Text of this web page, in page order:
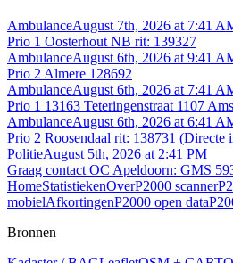
AmbulanceAugust 7th, 2026 at 7:41
Prio 1 Oosterhout NB rit: 139327
AmbulanceAugust 6th, 2026 at 9:41
Prio 2 Almere 128692
AmbulanceAugust 6th, 2026 at 7:41
Prio 1 13163 Teteringenstraat 1107
AmbulanceAugust 6th, 2026 at 6:41
Prio 2 Roosendaal rit: 138731 (Directe
PolitieAugust 5th, 2026 at 2:41 PM
Graag contact OC Apeldoorn: GMS
HomeStatistiekenOverP2000 scanner
mobielAfkortingenP2000 open data
Bronnen